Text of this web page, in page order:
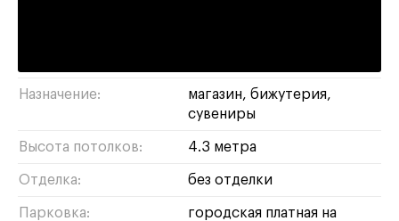
Назначение: магазин бижутерия
сувениры
Высота потолков: 4.3 метра
Отделка: без отделки
Парковка:
городская платная на